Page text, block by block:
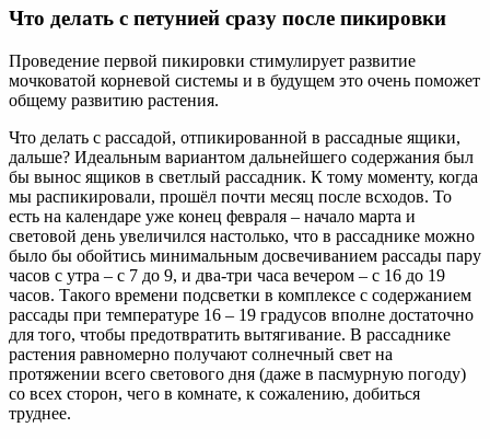
Что делать с петунией сразу после пикировки
Проведение первой пикировки стимулирует развитие
мочковатой корневой системы и в будущем это очень поможет
общему развитию растения.
Что делать с рассадой, отпикированной в рассадные ящики,
дальше? Идеальным вариантом дальнейшего содержания был
бы вынос ящиков в светлый рассадник. К тому моменту, когда
мы распикировали, прошёл почти месяц после всходов. То
есть на календаре уже конец февраля – начало марта и
световой день увеличился настолько, что в рассаднике можно
было бы обойтись минимальным досвечиванием рассады пару
часов с утра – с 7 до 9, и два-три часа вечером – с 16 до 19
часов. Такого времени подсветки в комплексе с содержанием
рассады при температуре 16 – 19 градусов вполне достаточно
для того, чтобы предотвратить вытягивание. В рассаднике
растения равномерно получают солнечный свет на
протяжении всего светового дня (даже в пасмурную погоду)
со всех сторон, чего в комнате, к сожалению, добиться
труднее.